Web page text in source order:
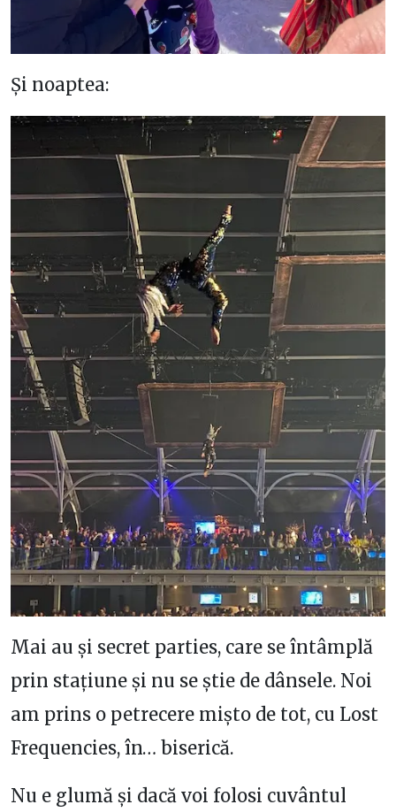
Și noaptea:
Mai au și secret parties, care se întâmplă
prin stațiune și nu se știe de dânsele. Noi
am prins o petrecere mișto de tot, cu Lost
Frequencies, în… biserică.
Nu e glumă și dacă voi folosi cuvântul